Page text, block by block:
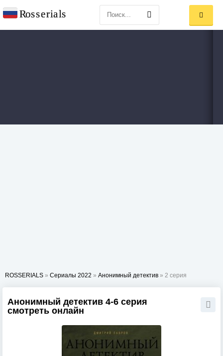
ROSSERIALS » Сериалы 2022 » Анонимный детектив » 2 серия
Анонимный детектив 4-6 серия
смотреть онлайн